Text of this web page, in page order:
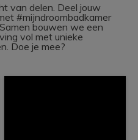
van delen. Deel jouw
#mijndroombadkamer
bouwen we een
vol met unieke
Doe je mee?